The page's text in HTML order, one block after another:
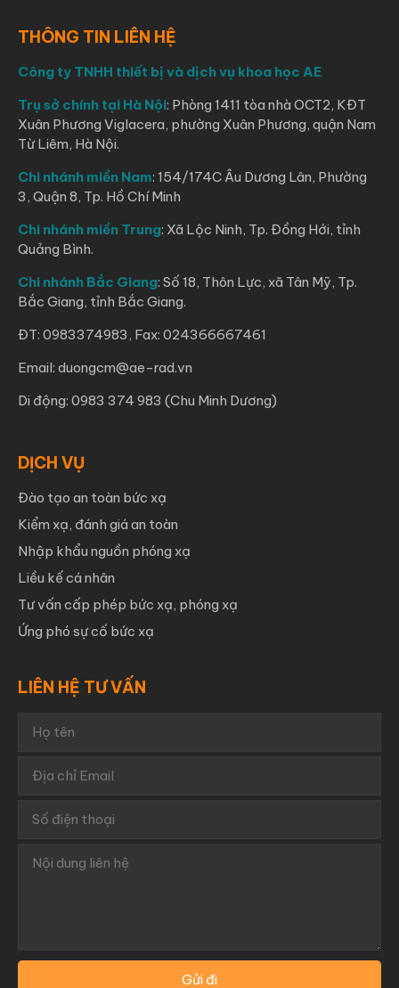
THÔNG TIN LIÊN HỆ
Công ty TNHH thiết bị và dịch vụ khoa học AE
Trụ sở chính tại Hà Nội: Phòng 1411 tòa nhà OCT2, KĐT
Xuân Phương Viglacera, phường Xuân Phương, quận Nam
Từ Liêm, Hà Nội.
Chi nhánh miền Nam: 154/174C Âu Dương Lân, Phường
3, Quận 8, Tp. Hồ Chí Minh
Chi nhánh miền Trung: Xã Lộc Ninh, Tp. Đồng Hới, tỉnh
Quảng Bình.
Chi nhánh Bắc Giang: Số 18, Thôn Lực, xã Tân Mỹ, Tp.
Bắc Giang, tỉnh Bắc Giang.
ĐT: 0983374983, Fax: 024366667461
Email: duongcm@ae-rad.vn
Di động: 0983 374 983 (Chu Minh Dương)
DỊCH VỤ
Đào tạo an toàn bức xạ
Kiểm xạ, đánh giá an toàn
Nhập khẩu nguồn phóng xạ
Liều kế cá nhân
Tư vấn cấp phép bức xạ, phóng xạ
Ứng phó sự cố bức xạ
LIÊN HỆ TƯ VẤN